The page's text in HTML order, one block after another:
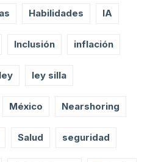
Habilidades IA
Inclusión inflación
ley ley silla
México Nearshoring
Salud seguridad